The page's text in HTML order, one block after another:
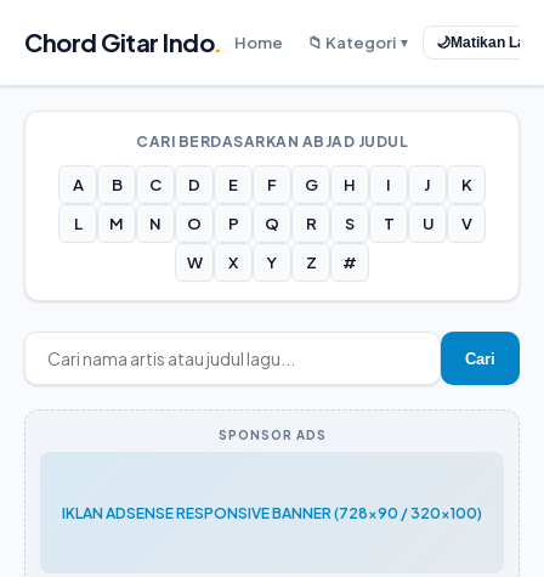
Chord Gitar Indo. Home 📁 Kategori ▼ 🌙Matikan
CARI BERDASARKAN ABJAD JUDUL
A B C D E F G H I J
K
L
M N O P Q R S T U
V
W
X Y Z #
Cari
SPONSOR ADS
IKLAN ADSENSE RESPONSIVE BANNER (728x90 / 320x100)